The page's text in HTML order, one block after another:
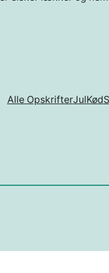
Alle OpskrifterJulKød